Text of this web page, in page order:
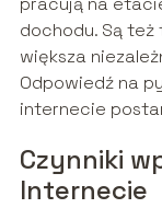
dochodu. Są
większa
Odpowiedź na
internecie
Czynniki
Internecie